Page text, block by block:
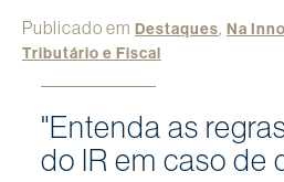
Publicado em Destaques, Na
Tributário e Fiscal
"Entenda as
do IR em caso de